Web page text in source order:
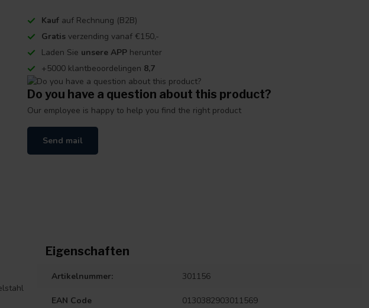
Kauf auf Rechnung (B2B)
Gratis verzending vanaf €150,-
Laden Sie unsere APP herunter
+5000 klantbeoordelingen 8,7
Do you have a question about this product?
Our employee is happy to help you find the right product
Send mail
Eigenschaften
Artikelnummer: 301156
EAN Code 0130382903011569